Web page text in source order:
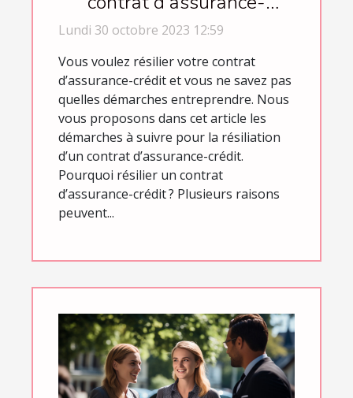
crédit ?
Lundi 30 octobre 2023 12:59
Vous voulez résilier votre contrat
d’assurance-crédit et vous ne savez pas
quelles démarches entreprendre. Nous
vous proposons dans cet article les
démarches à suivre pour la résiliation
d’un contrat d’assurance-crédit.
Pourquoi résilier un contrat
d’assurance-crédit ? Plusieurs raisons
peuvent...